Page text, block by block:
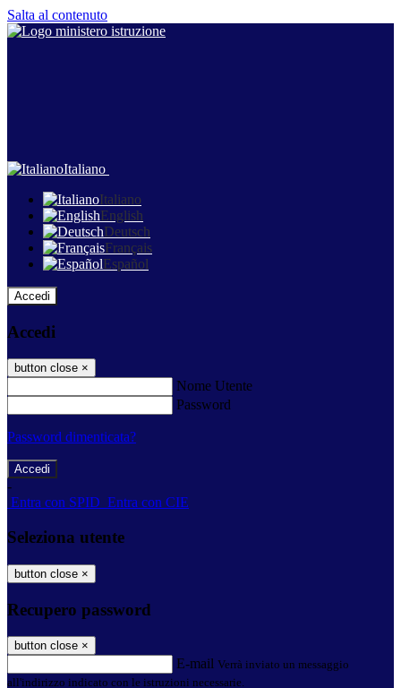
Salta al contenuto
Italiano
Italiano
English
Deutsch
Français
Español
Accedi
Accedi
button close ×
Nome Utente
Password
Password dimenticata?
-
Entra con SPID Entra con CIE
Seleziona utente
button close ×
Recupero password
button close ×
E-mail Verrà inviato un messaggio
all'indirizzo indicato con le istruzioni necessarie.